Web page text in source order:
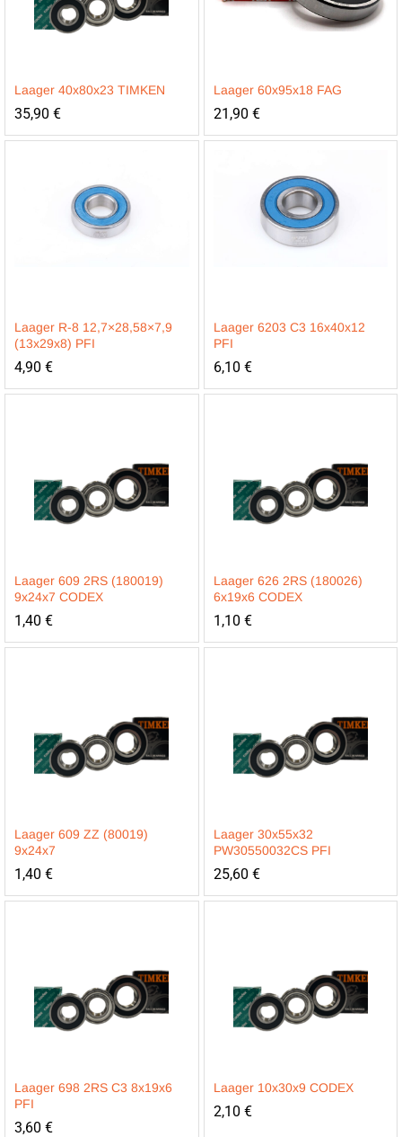
Laager 40x80x23 TIMKEN
35,90 €
Laager 60x95x18 FAG
21,90 €
Laager R-8 12,7×28,58×7,9
(13x29x8) PFI
4,90 €
Laager 6203 C3 16x40x12
PFI
6,10 €
Laager 609 2RS (180019)
9x24x7 CODEX
1,40 €
Laager 626 2RS (180026)
6x19x6 CODEX
1,10 €
Laager 609 ZZ (80019)
9x24x7
1,40 €
Laager 30x55x32
PW30550032CS PFI
25,60 €
Laager 698 2RS C3 8x19x6
PFI
3,60 €
Laager 10x30x9 CODEX
2,10 €